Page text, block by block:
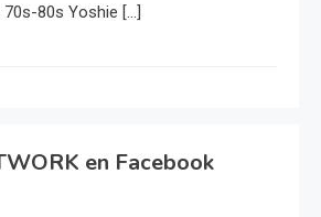
80s Yoshie […]
en Facebook